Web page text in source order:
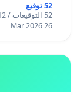
52 توقيع
52 التوقيعات / 12 أشهر
26 Mar 2026